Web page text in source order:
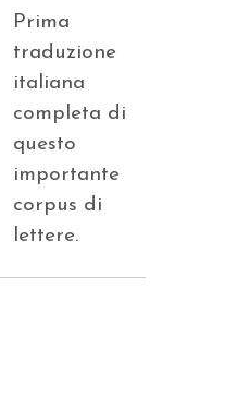
Prima
traduzione
italiana
completa di
questo
importante
corpus di
lettere.